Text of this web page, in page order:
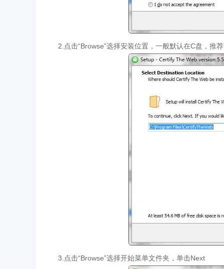
2.点击“Browse”选择安装位置，一般默认在C盘，推
3.点击“Browse”选择开始菜单文件夹，单击Next